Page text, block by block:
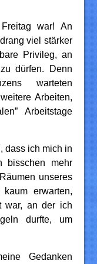
war! An
viel stärker
Privileg, an
dürfen. Denn
warteten
Arbeiten,
Arbeitstage
dass ich mich in
bisschen mehr
unseres
erwarten,
war, an der ich
durfte, um
Gedanken